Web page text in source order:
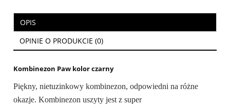
OPIS
OPINIE O PRODUKCIE (0)
Kombinezon Paw kolor czarny
Piękny, nietuzinkowy kombinezon, odpowiedni na różne
okazje. Kombinezon uszyty jest z super